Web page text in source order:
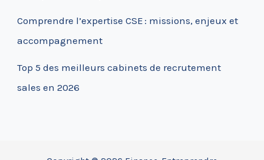
Comprendre l’expertise CSE : missions, enjeux et
accompagnement
Top 5 des meilleurs cabinets de recrutement
sales en 2026